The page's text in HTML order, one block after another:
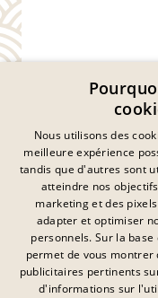
Nous utilisons des
meilleure expérience
tandis que d'autres sont
atteindre nos
marketing et des
adapter et optimiser
personnels. Sur la
permet de vous
publicitaires pertinents
d'informations sur